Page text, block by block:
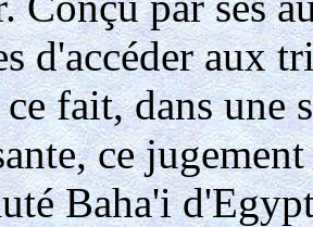
d'accéder aux
ce fait, dans
ce
Baha'i